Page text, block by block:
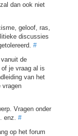
dan ook niet
geloof, ras,
discussies
#
de
je vraag al is
van het
vragen
Vragen onder
enz. #
op het forum